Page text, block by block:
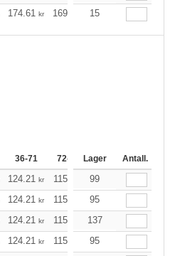
174.61 kr 169.03 160.56
15
36-71 72-143 144-287
Lager Antall.
124.21 kr 115.29 106.48
99
124.21 kr 115.29 106.48
95
124.21 kr 115.29 kr 106.48
137
124.21 kr 115.29 106.48
95